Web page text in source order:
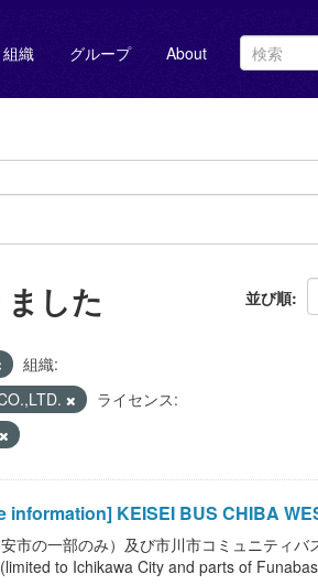
組織 グループ About
並び順
した
組織:
ライセンス:
information] KEISEI BUS CHIBA
市の一部のみ）及び市川市コミュニティバ
to Ichikawa City and parts of